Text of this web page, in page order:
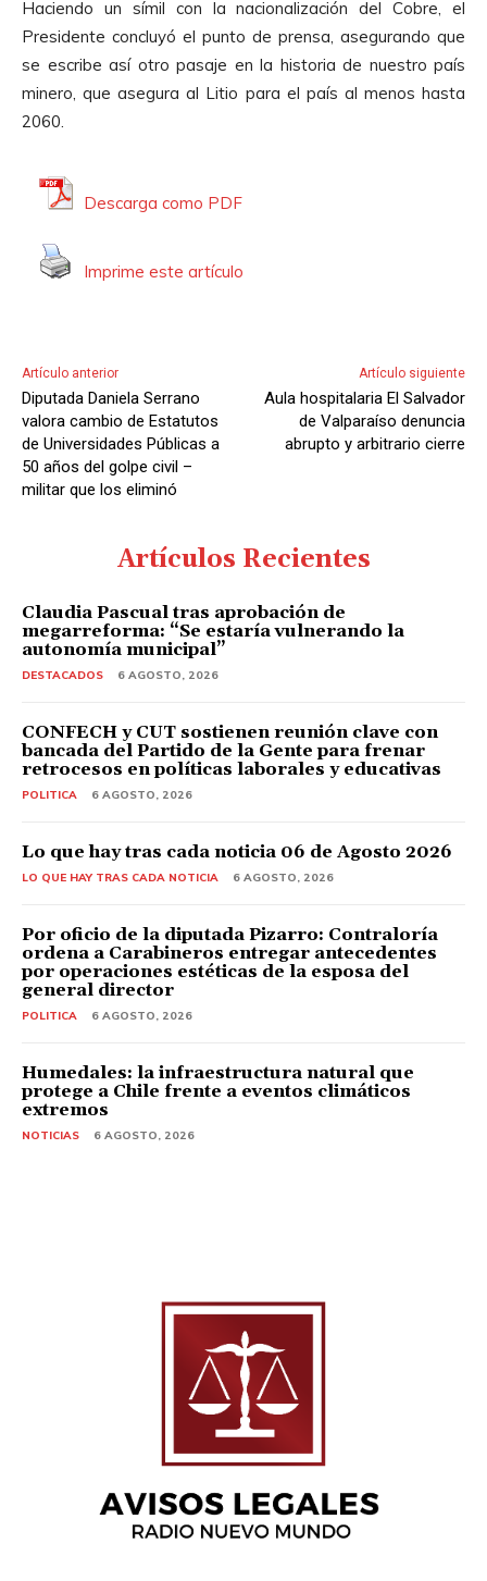
o
p
r
o
d
u
d
i
o
Haciendo un símil con la nacionalización del Cobre, el
Presidente concluyó el punto de prensa, asegurando que
se escribe así otro pasaje en la historia de nuestro país
minero, que asegura al Litio para el país al menos hasta
2060.
Descarga como PDF
Imprime este artículo
Artículo anterior
Diputada Daniela Serrano
valora cambio de Estatutos
de Universidades Públicas a
50 años del golpe civil –
militar que los eliminó
Artículo siguiente
Aula hospitalaria El Salvador
de Valparaíso denuncia
abrupto y arbitrario cierre
Artículos Recientes
Claudia Pascual tras aprobación de
megarreforma: “Se estaría vulnerando la
autonomía municipal”
DESTACADOS 6 AGOSTO, 2026
CONFECH y CUT sostienen reunión clave con
bancada del Partido de la Gente para frenar
retrocesos en políticas laborales y educativas
POLITICA 6 AGOSTO, 2026
Lo que hay tras cada noticia 06 de Agosto 2026
LO QUE HAY TRAS CADA NOTICIA 6 AGOSTO, 2026
Por oficio de la diputada Pizarro: Contraloría
ordena a Carabineros entregar antecedentes
por operaciones estéticas de la esposa del
general director
POLITICA 6 AGOSTO, 2026
Humedales: la infraestructura natural que
protege a Chile frente a eventos climáticos
extremos
NOTICIAS 6 AGOSTO, 2026